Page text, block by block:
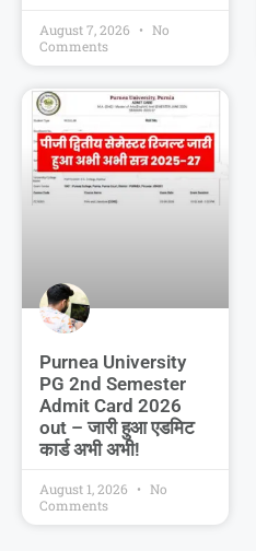
August 7, 2026
No
Comments
Purnea University
PG 2nd Semester
Admit Card 2026
out – जारी हुआ एडमिट
कार्ड अभी अभी!
August 1, 2026
No
Comments